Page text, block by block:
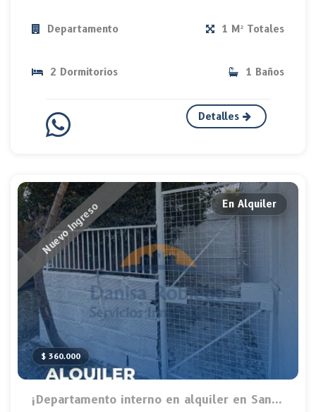
Departamento 1 M² Totales
2 Dormitorios 1 Baños
Detalles
Nuevo Ingreso En Alquiler
$ 360.000
¡Departamento interno en alquiler en San...